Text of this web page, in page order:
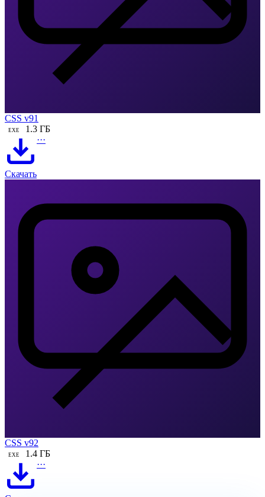
CSS v91
EXE 1.3 ГБ
Скачать
···
CSS v92
EXE 1.4 ГБ
···
Скачать CS 2 бесплатно на ПК
Прямая ссылка